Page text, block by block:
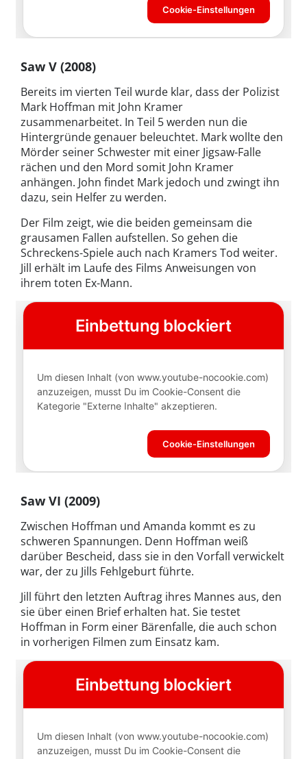
Saw V (2008)
Bereits im vierten Teil wurde klar, dass der Polizist
Mark Hoffman mit John Kramer
zusammenarbeitet. In Teil 5 werden nun die
Hintergründe genauer beleuchtet. Mark wollte den
Mörder seiner Schwester mit einer Jigsaw-Falle
rächen und den Mord somit John Kramer
anhängen. John findet Mark jedoch und zwingt ihn
dazu, sein Helfer zu werden.
Der Film zeigt, wie die beiden gemeinsam die
grausamen Fallen aufstellen. So gehen die
Schreckens-Spiele auch nach Kramers Tod weiter.
Jill erhält im Laufe des Films Anweisungen von
ihrem toten Ex-Mann.
Saw VI (2009)
Zwischen Hoffman und Amanda kommt es zu
schweren Spannungen. Denn Hoffman weiß
darüber Bescheid, dass sie in den Vorfall verwickelt
war, der zu Jills Fehlgeburt führte.
Jill führt den letzten Auftrag ihres Mannes aus, den
sie über einen Brief erhalten hat. Sie testet
Hoffman in Form einer Bärenfalle, die auch schon
in vorherigen Filmen zum Einsatz kam.